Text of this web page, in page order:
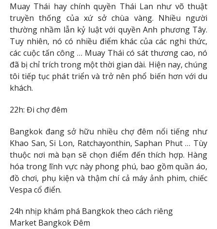
Muay Thái hay chính quyền Thái Lan như võ thuật
truyền thống của xứ sở chùa vàng. Nhiều người
thường nhầm lẫn kỷ luật với quyền Anh phương Tây.
Tuy nhiên, nó có nhiều điểm khác của các nghi thức,
các cuộc tấn công … Muay Thái có sát thương cao, nó
đã bị chỉ trích trong một thời gian dài. Hiện nay, chúng
tôi tiếp tục phát triển và trở nên phổ biến hơn với du
khách.
22h: Đi chợ đêm
Bangkok đang sở hữu nhiều chợ đêm nổi tiếng như
Khao San, Si Lon, Ratchayonthin, Saphan Phut … Tùy
thuộc nơi mà bạn sẽ chọn điểm đến thích hợp. Hàng
hóa trong lĩnh vực này phong phú, bao gồm quần áo,
đồ chơi, phụ kiện và thậm chí cả máy ảnh phim, chiếc
Vespa cổ điển.
24h nhịp khám phá Bangkok theo cách riêng
Market Bangkok Đêm